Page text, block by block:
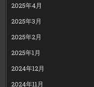
2025年4月
2025年3月
2025年2月
2025年1月
2024年12月
2024年11月